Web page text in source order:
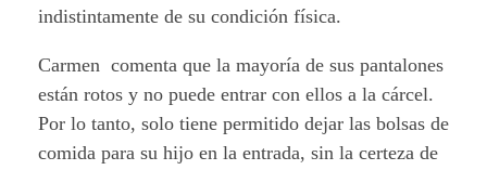
indistintamente de su condición física.
Carmen comenta que la mayoría de sus pantalones
están rotos y no puede entrar con ellos a la cárcel.
Por lo tanto, solo tiene permitido dejar las bolsas de
comida para su hijo en la entrada, sin la certeza de